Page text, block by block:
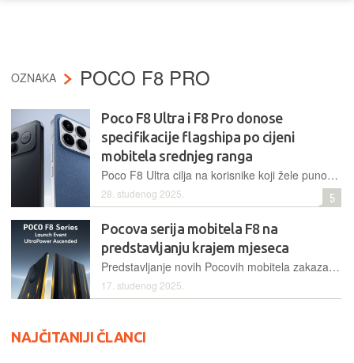
OZNAKA POCO F8 PRO
Poco F8 Ultra i F8 Pro donose
specifikacije flagshipa po cijeni
mobitela srednjeg ranga
Poco F8 Ultra cilja na korisnike koji žele punokrvno flagship iskustvo po nešto manjoj cijeni, dok je F8 Pro više za one kojima ne smeta prošlogodišnji vodeći SoC
28. studenog 2025. 5
Pocova serija mobitela F8 na
predstavljanju krajem mjeseca
Predstavljanje novih Pocovih mobitela zakazano je za 26. studenoga, a čini se da je fokus na novom audio sustavu kojeg potpisuje Bose
17. studenog 2025.
NAJČITANIJI ČLANCI